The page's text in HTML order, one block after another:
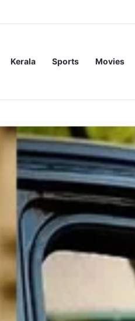
Kerala Sports Movies